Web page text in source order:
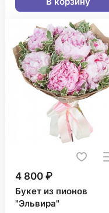
4 800 ₽
Букет из пионов
"Эльвира"